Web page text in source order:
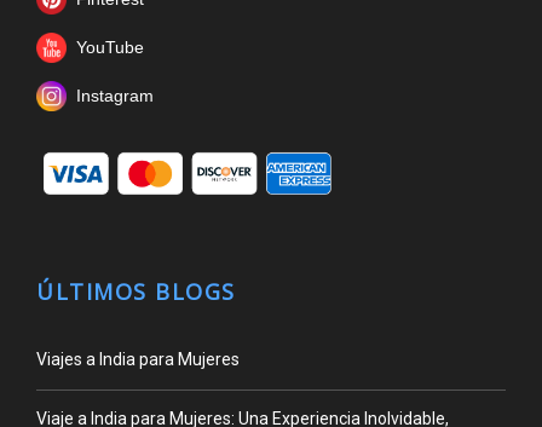
YouTube
Instagram
ÚLTIMOS BLOGS
Viajes a India para Mujeres
Viaje a India para Mujeres: Una Experiencia Inolvidable,